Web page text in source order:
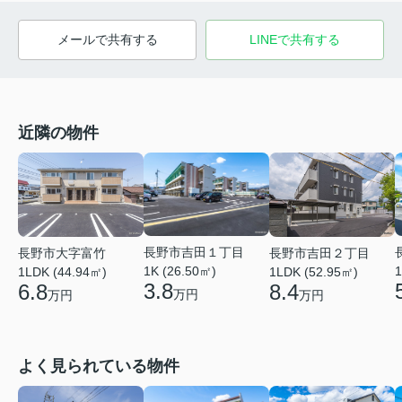
メールで共有する LINEで共有する
近隣の物件
長野市大字富竹
1LDK (44.94㎡)
6.8万円
長野市吉田１丁目
1K (26.50㎡)
3.8万円
長野市吉田２丁目
1LDK (52.95㎡)
8.4万円
よく見られている物件